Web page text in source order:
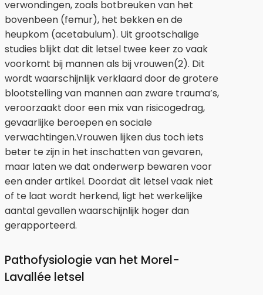
verwondingen, zoals botbreuken van het
bovenbeen (femur), het bekken en de
heupkom (acetabulum). Uit grootschalige
studies blijkt dat dit letsel twee keer zo vaak
voorkomt bij mannen als bij vrouwen(2). Dit
wordt waarschijnlijk verklaard door de grotere
blootstelling van mannen aan zware trauma’s,
veroorzaakt door een mix van risicogedrag,
gevaarlijke beroepen en sociale
verwachtingen.Vrouwen lijken dus toch iets
beter te zijn in het inschatten van gevaren,
maar laten we dat onderwerp bewaren voor
een ander artikel. Doordat dit letsel vaak niet
of te laat wordt herkend, ligt het werkelijke
aantal gevallen waarschijnlijk hoger dan
gerapporteerd.
Pathofysiologie van het Morel-
Lavallée letsel